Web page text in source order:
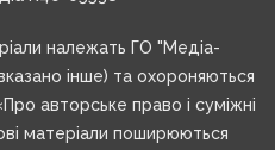
належать ГО "Медіа-
інше) та охороняються
авторське право і суміжні
матеріали поширюються